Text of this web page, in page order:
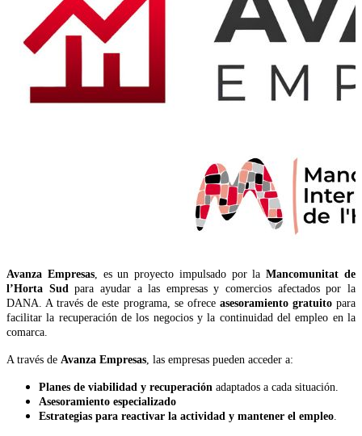
Avanza Empresas, es un proyecto impulsado por laMancomunitat de
l’Horta Sud para ayudar a las empresas y comercios afectados por la
DANA. A través de este programa, se ofrece asesoramiento gratuitopara
facilitar la recuperación de los negocios y la continuidad del empleo en la
comarca.
A través de Avanza Empresas , las empresas pueden acceder a:
Planes de viabilidad y recuperación adaptados a cada situación.
Asesoramiento especializado
Estrategias para reactivar la actividad y mantener el empleo